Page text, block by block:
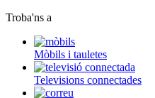
Troba'ns a
Mòbils i tauletes
Televisions connectades